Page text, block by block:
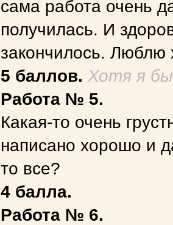
сама работа очень
получилась. И
закончилось. Люблю
5 баллов. Хотя я
Работа № 5.
Какая-то очень
написано хорошо и
то все?
4 балла.
Работа № 6.